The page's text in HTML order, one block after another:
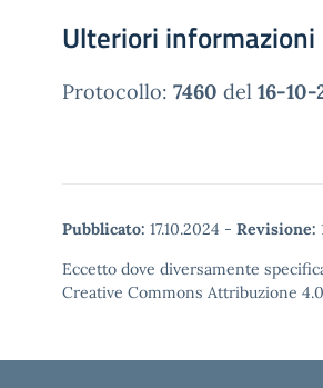
Ulteriori informazioni
Protocollo: 7460 del 16-10-
Pubblicato: 17.10.2024 - Revisione:
Eccetto dove diversamente
Creative Commons Attribuzione